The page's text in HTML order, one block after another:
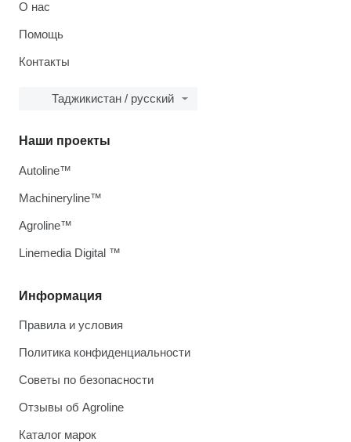
О нас
Помощь
Контакты
Таджикистан / русский
Информация
Правила и условия
Политика конфиденциальности
Советы по безопасности
Отзывы об Agroline
Каталог марок
Наши проекты
Autoline™
Machineryline™
Agroline™
Linemedia Digital ™